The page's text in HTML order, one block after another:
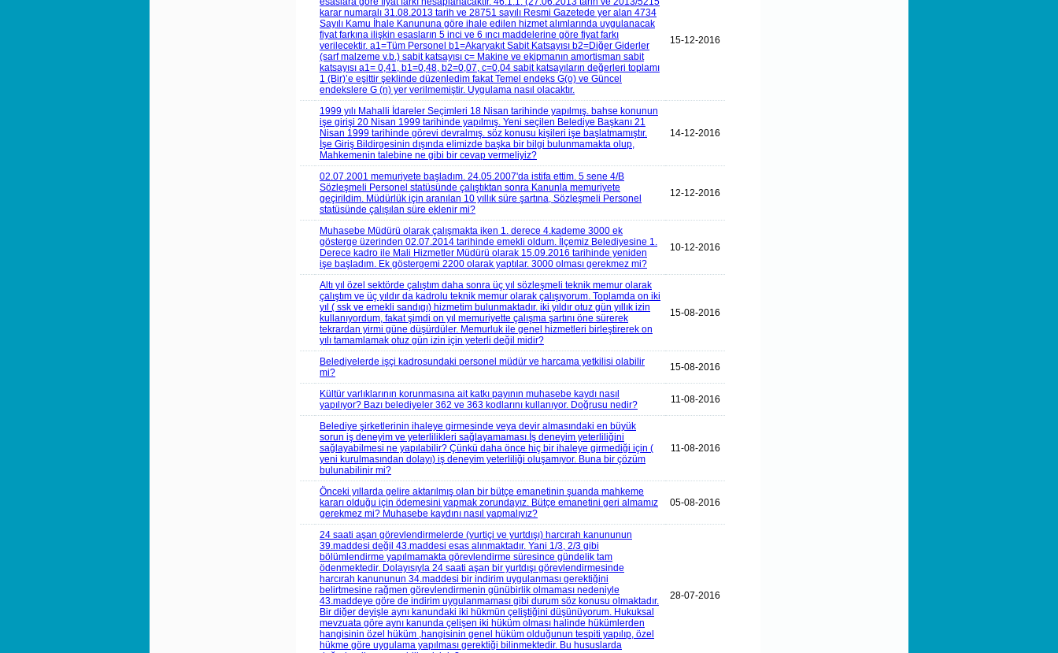
karar numaralı 31.08.2013 tarih ve 28751 sayılı Resmi Gazetede yer alan 4734
Sayılı Kamu İhale Kanununa göre ihale edilen hizmet alımlarında uygulanacak
fiyat farkına ilişkin esasların 5 inci ve 6 ıncı maddelerine göre fiyat farkı
verilecektir. a1=Tüm Personel b1=Akaryakıt Sabit Katsayısı b2=Diğer Giderler
(sarf malzeme v.b.) sabit katsayısı c= Makine ve ekipmanın amortisman sabit
katsayısı a1= 0,41, b1=0,48, b2=0,07, c=0,04 sabit katsayıların değerleri toplamı
1 (Bir)’e eşittir şeklinde düzenledim fakat Temel endeks G(o) ve Güncel
endekslere G (n) yer verilmemiştir. Uygulama nasıl olacaktır.
15-12-2016
1999 yılı Mahalli İdareler Seçimleri 18 Nisan tarihinde yapılmış. bahse konunun
işe girişi 20 Nisan 1999 tarihinde yapılmış. Yeni seçilen Belediye Başkanı 21
Nisan 1999 tarihinde görevi devralmış. söz konusu kişileri işe başlatmamıştır.
İşe Giriş Bildirgesinin dışında elimizde başka bir bilgi bulunmamakta olup,
Mahkemenin talebine ne gibi bir cevap vermeliyiz?
14-12-2016
02.07.2001 memuriyete başladım. 24.05.2007'da istifa ettim. 5 sene 4/B
Sözleşmeli Personel statüsünde çalıştıktan sonra Kanunla memuriyete
geçirildim. Müdürlük için aranılan 10 yıllık süre şartına, Sözleşmeli Personel
statüsünde çalışılan süre eklenir mi?
12-12-2016
Muhasebe Müdürü olarak çalışmakta iken 1. derece 4.kademe 3000 ek
gösterge üzerinden 02.07.2014 tarihinde emekli oldum. İlçemiz Belediyesine 1.
Derece kadro ile Mali Hizmetler Müdürü olarak 15.09.2016 tarihinde yeniden
işe başladım. Ek göstergemi 2200 olarak yaptılar. 3000 olması gerekmez mi?
10-12-2016
Altı yıl özel sektörde çalıştım daha sonra üç yıl sözleşmeli teknik memur olarak
çalıştım ve üç yıldır da kadrolu teknik memur olarak çalışıyorum. Toplamda on iki
yıl ( ssk ve emekli sandıgı) hizmetim bulunmaktadır. iki yıldır otuz gün yıllık izin
kullanıyordum, fakat şimdi on yıl memuriyette çalışma şartını öne sürerek
tekrardan yirmi güne düşürdüler. Memurluk ile genel hizmetleri birleştirerek on
yılı tamamlamak otuz gün izin için yeterli değil midir?
15-08-2016
Belediyelerde işçi kadrosundaki personel müdür ve harcama yetkilisi olabilir
mi?
15-08-2016
Kültür varlıklarının korunmasına ait katkı payının muhasebe kaydı nasıl
yapılıyor? Bazı belediyeler 362 ve 363 kodlarını kullanıyor. Doğrusu nedir?
11-08-2016
Belediye şirketlerinin ihaleye girmesinde veya devir almasındaki en büyük
sorun iş deneyim ve yeterlilikleri sağlayamaması.İş deneyim yeterliliğini
sağlayabilmesi ne yapılabilir? Çünkü daha önce hiç bir ihaleye girmediği için (
yeni kurulmasından dolayı) iş deneyim yeterliliği oluşamıyor. Buna bir çözüm
bulunabilinir mi?
11-08-2016
Önceki yıllarda gelire aktarılmış olan bir bütçe emanetinin şuanda mahkeme
kararı olduğu için ödemesini yapmak zorundayız. Bütçe emanetini geri almamız
gerekmez mi? Muhasebe kaydını nasıl yapmalıyız?
05-08-2016
24 saati aşan görevlendirmelerde (yurtiçi ve yurtdışı) harcırah kanununun
39.maddesi değil 43.maddesi esas alınmaktadır. Yani 1/3, 2/3 gibi
bölümlendirme yapılmamakta görevlendirme süresince gündelik tam
ödenmektedir. Dolayısıyla 24 saati aşan bir yurtdışı görevlendirmesinde
harcırah kanununun 34.maddesi bir indirim uygulanması gerektiğini
belirtmesine rağmen görevlendirmenin günübirlik olmaması nedeniyle
43.maddeye göre de indirim uygulanmaması gibi durum söz konusu olmaktadır.
Bir diğer deyişle aynı kanundaki iki hükmün çeliştiğini düşünüyorum. Hukuksal
mevzuata göre aynı kanunda çelişen iki hüküm olması halinde hükümlerden
hangisinin özel hüküm ,hangisinin genel hüküm olduğunun tespiti yapılıp, özel
hükme göre uygulama yapılması gerektiği bilinmektedir. Bu hususlarda
28-07-2016